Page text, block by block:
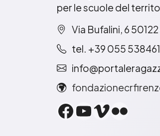
per le scuole del
Via Bufalini, 6
tel. +39 055
Facebook
YouTube
Vimeo
Flickr